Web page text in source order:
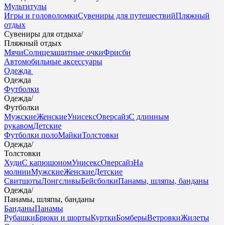
Мультитулы
Игры и головоломкиСувениры для путешествийПляжный
отдых
Сувениры для отдыха/
Пляжный отдых
МячиСолнцезащитные очкиФрисби
Автомобильные аксессуары
Одежда
Одежда
Футболки
Одежда/
Футболки
МужскиеЖенскиеУнисексОверсайзС длинным
рукавомДетские
Футболки полоМайкиТолстовки
Одежда/
Толстовки
ХудиС капюшономУнисексОверсайзНа
молнииМужскиеЖенскиеДетские
СвитшотыЛонгсливыБейсболкиПанамы, шляпы, банданы
Одежда/
Панамы, шляпы, банданы
БанданыПанамы
РубашкиБрюки и шортыКурткиБомберыВетровкиЖилеты